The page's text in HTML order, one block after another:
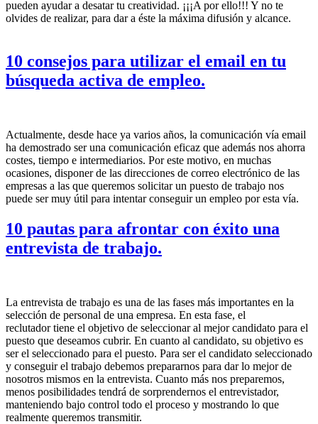
pueden ayudar a desatar tu creatividad. ¡¡¡A por ello!!! Y no te
olvides de realizar, para dar a éste la máxima difusión y alcance.
10 consejos para utilizar el email en tu
búsqueda activa de empleo.
Actualmente, desde hace ya varios años, la comunicación vía email
ha demostrado ser una comunicación eficaz que además nos ahorra
costes, tiempo e intermediarios. Por este motivo, en muchas
ocasiones, disponer de las direcciones de correo electrónico de las
empresas a las que queremos solicitar un puesto de trabajo nos
puede ser muy útil para intentar conseguir un empleo por esta vía.
10 pautas para afrontar con éxito una
entrevista de trabajo.
La entrevista de trabajo es una de las fases más importantes en la
selección de personal de una empresa. En esta fase, el
reclutador tiene el objetivo de seleccionar al mejor candidato para el
puesto que deseamos cubrir. En cuanto al candidato, su objetivo es
ser el seleccionado para el puesto. Para ser el candidato seleccionado
y conseguir el trabajo debemos prepararnos para dar lo mejor de
nosotros mismos en la entrevista. Cuanto más nos preparemos,
menos posibilidades tendrá de sorprendernos el entrevistador,
manteniendo bajo control todo el proceso y mostrando lo que
realmente queremos transmitir.